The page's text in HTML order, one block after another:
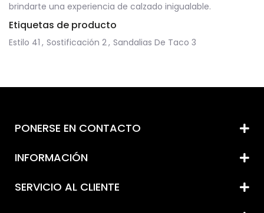
brindarte una experiencia de calzado inigualable.
Etiquetas de producto
Estilo 41 , Sostificación 2, Sandalias De Taco 3
PONERSE EN CONTACTO
INFORMACIÓN
SERVICIO AL CLIENTE